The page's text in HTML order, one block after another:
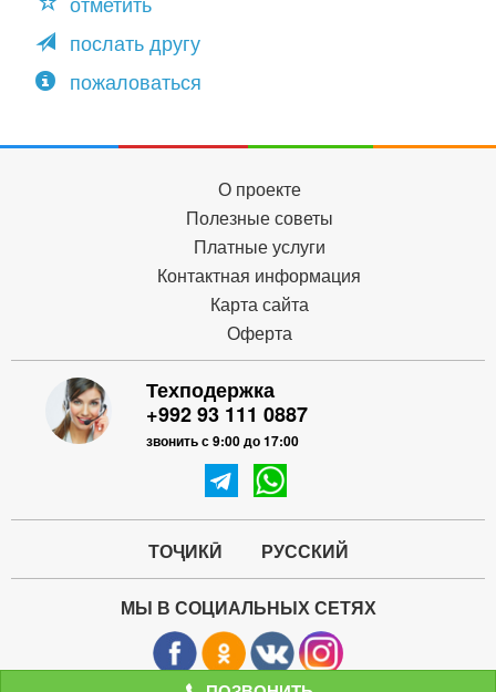
послать другу
пожаловаться
О проекте
Полезные советы
Платные услуги
Контактная информация
Карта сайта
Оферта
Техподержка
+992 93 111 0887
звонить с 9:00 до 17:00
ТОҶИКӢ РУССКИЙ
МЫ В СОЦИАЛЬНЫХ СЕТЯХ